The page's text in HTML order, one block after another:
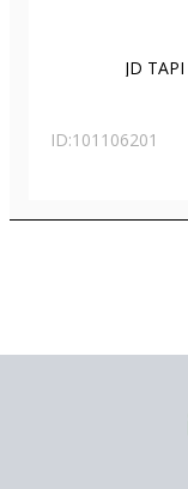
JD
ID:101106201